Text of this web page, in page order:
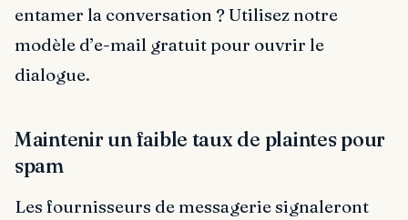
entamer la conversation ? Utilisez notre
modèle d’e-mail gratuit pour ouvrir le
dialogue.
Maintenir un faible taux de plaintes pour
spam
Les fournisseurs de messagerie signaleront